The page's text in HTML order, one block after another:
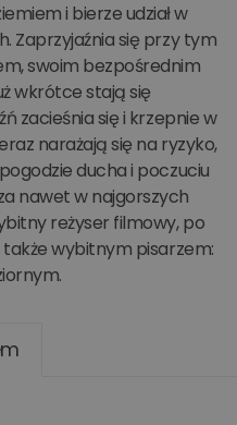
i bierze udział w
Zaprzyjaźnia się przy tym
swoim bezpośrednim
wkrótce stają się
zacieśnia się i krzepnie w
narażają się na ryzyko,
ducha i poczuciu
nawet w najgorszych
reżyser filmowy, po
także wybitnym pisarzem: